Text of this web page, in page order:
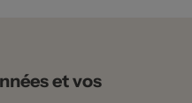
et vos